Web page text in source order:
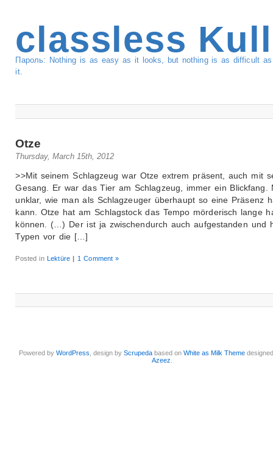
classless
Пароль: Nothing is as easy as it looks, but nothing is as difficult
it.
Otze
Thursday, March 15th, 2012
>>Mit seinem Schlagzeug war Otze extrem präsent, auch mit
Gesang. Er war das Tier am Schlagzeug, immer ein Blickfang.
unklar, wie man als Schlagzeuger überhaupt so eine Präsenz
kann. Otze hat am Schlagstock das Tempo mörderisch lange
können. (…) Der ist ja zwischendurch auch aufgestanden und
Typen vor die […]
Posted inLektüre | 1 Comment »
Powered byWordPress , design byScrupeda based onWhite as Milk Theme
Azeez